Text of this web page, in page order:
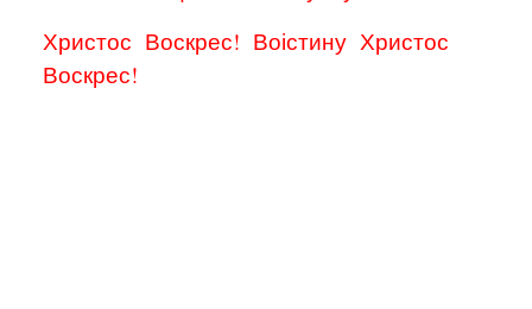
Христос Воскрес! Воістину Христос
Воскрес!